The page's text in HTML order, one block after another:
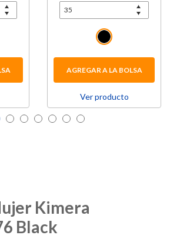
AGREGAR A LA BOLSA
Ver producto
Kimera
Black